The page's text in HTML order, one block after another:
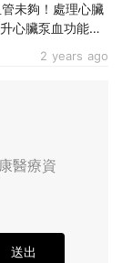
2 years ago
管未夠！處理心臟
心臟泵血功能
醫療資
送出